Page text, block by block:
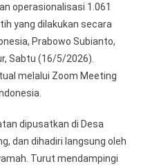
operasionalisasi 1.061
yang dilakukan secara
Prabowo Subianto,
Sabtu (16/5/2026).
melalui Zoom Meeting
dipusatkan di Desa
dan dihadiri langsung oleh
Turut mendampingi